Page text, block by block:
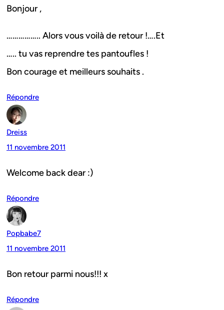
Bonjour ,
…………….. Alors vous voilà de retour !….Et
….. tu vas reprendre tes pantoufles !
Bon courage et meilleurs souhaits .
Répondre
Dreiss
11 novembre 2011
Welcome back dear :)
Répondre
Popbabe7
11 novembre 2011
Bon retour parmi nous!!! x
Répondre